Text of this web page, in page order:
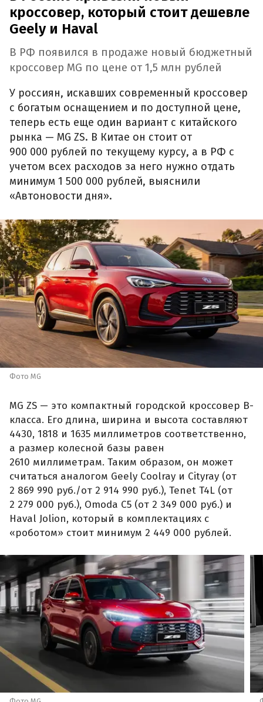
кроссовер, который стоит дешевле
Geely и Haval
В РФ появился в продаже новый бюджетный
кроссовер MG по цене от 1,5 млн рублей
У россиян, искавших современный кроссовер
с богатым оснащением и по доступной цене,
теперь есть еще один вариант с китайского
рынка — MG ZS. В Китае он стоит от
900 000 рублей по текущему курсу, а в РФ с
учетом всех расходов за него нужно отдать
минимум 1 500 000 рублей, выяснили
«Автоновости дня».
Фото MG
MG ZS — это компактный городской кроссовер B-
класса. Его длина, ширина и высота составляют
4430, 1818 и 1635 миллиметров соответственно,
а размер колесной базы равен
2610 миллиметрам. Таким образом, он может
считаться аналогом Geely Coolray и Cityray (от
2 869 990 руб./от 2 914 990 руб.), Tenet T4L (от
2 279 000 руб.), Omoda C5 (от 2 349 000 руб.) и
Haval Jolion, который в комплектациях с
«роботом» стоит минимум 2 449 000 рублей.